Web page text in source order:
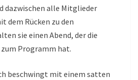
dazwischen alle Mitglieder
dem Rücken zu den
sie einen Abend, der die
Programm hat.
beschwingt mit einem satten